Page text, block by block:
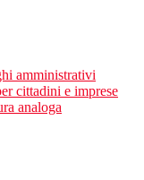
amministrativi
cittadini e imprese
analoga